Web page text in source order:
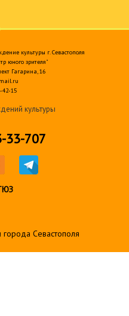
культуры г. Севастополя
юного зрителя"
Гагарина, 16
42-15
культуры
33-707
города Севастополя